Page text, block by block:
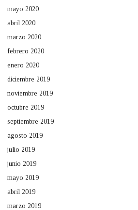
mayo 2020
abril 2020
marzo 2020
febrero 2020
enero 2020
diciembre 2019
noviembre 2019
octubre 2019
septiembre 2019
agosto 2019
julio 2019
junio 2019
mayo 2019
abril 2019
marzo 2019